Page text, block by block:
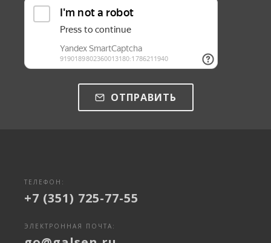
ОТПРАВИТЬ
ТЕЛЕФОН:
+7 (351) 725-77-55
ЭЛЕКТРОННАЯ ПОЧТА: